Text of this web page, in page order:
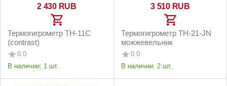
2 430 RUB
Термогигрометр TH-11C
(contrast)
0.0
В наличии: 1 шт.
3 510 RUB
Термогигрометр ТН-21-JN
можжевельник
0.0
В наличии: 2 шт.